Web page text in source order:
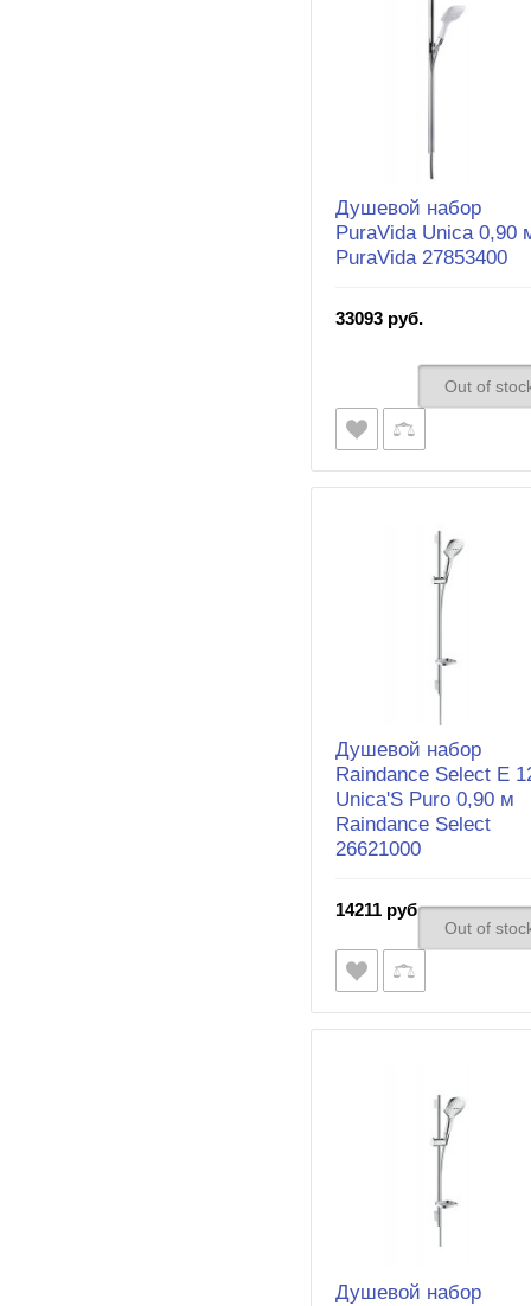
Душевой набор
PuraVida Unica 0,90
PuraVida 27853400
33093 руб.
Out of
Душевой набор
Raindance Select E
Unica'S Puro 0,90 м
Raindance Select
26621000
14211 руб.
Out of
Душевой набор